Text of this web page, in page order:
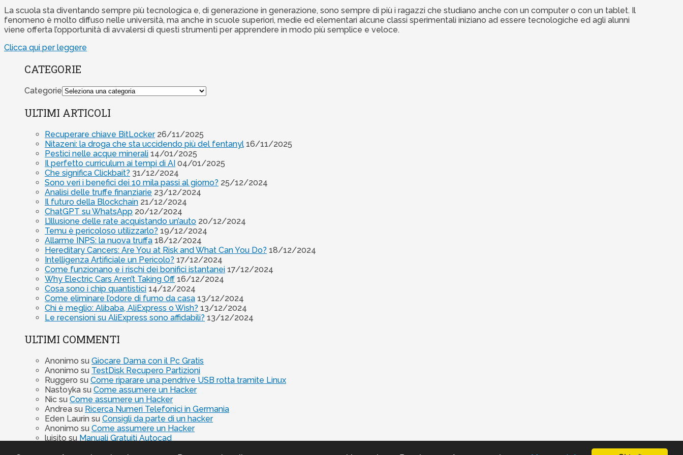
La scuola sta diventando sempre più tecnologica e, di generazione in generazione, sono sempre di più i ragazzi che studiano anche con un computer o con un tablet. Il
fenomeno è molto diffuso nelle università, ma anche in scuole superiori, medie ed elementari alcune classi sperimentali iniziano ad essere tecnologiche ed agli alunni
viene offerta l’opportunità di avvalersi di questi strumenti per apprendere in modo più semplice e veloce.
Clicca qui per leggere
CATEGORIE
Categorie
ULTIMI ARTICOLI
Recuperare chiave BitLocker 26/11/2025
Nitazeni: la droga che sta uccidendo più del fentanyl 16/11/2025
Pestici nelle acque minerali 14/01/2025
Il perfetto curriculum ai tempi di AI 04/01/2025
Che significa Clickbait? 31/12/2024
Sono veri i benefici dei 10 mila passi al giorno? 25/12/2024
Analisi delle truffe finanziarie 23/12/2024
Il futuro della Blockchain 21/12/2024
ChatGPT su WhatsApp 20/12/2024
L’illusione delle rate acquistando un’auto 20/12/2024
Temu è pericoloso utilizzarlo? 19/12/2024
Allarme INPS: la nuova truffa 18/12/2024
Hereditary Cancers: Are You at Risk and What Can You Do? 18/12/2024
Intelligenza Artificiale un Pericolo? 17/12/2024
Come funzionano e i rischi dei bonifici istantanei 17/12/2024
Why Electric Cars Aren’t Taking Off 16/12/2024
Cosa sono i chip quantistici 14/12/2024
Come eliminare l’odore di fumo da casa 13/12/2024
Chi è meglio: Alibaba, AliExpress o Wish? 13/12/2024
Le recensioni su AliExpress sono affidabili? 13/12/2024
ULTIMI COMMENTI
Anonimo su Giocare Dama con il Pc Gratis
Anonimo su TestDisk Recupero Partizioni
Ruggero su Come riparare una pendrive USB rotta tramite Linux
Nastoyka su Come assumere un Hacker
Nic su Come assumere un Hacker
Andrea su Ricerca Numeri Telefonici in Germania
Eden Laurin su Consigli da parte di un hacker
Anonimo su Come assumere un Hacker
luisito su Manuali Gratuiti Autocad